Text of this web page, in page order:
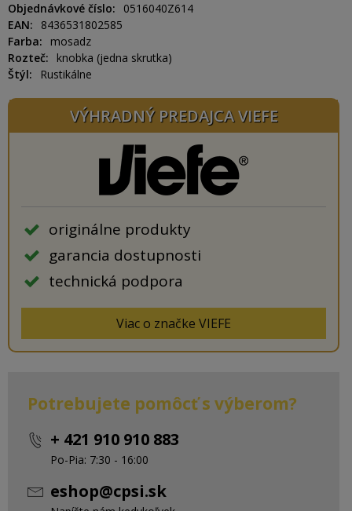
Objednávkové číslo
0516040Z614
EAN
8436531802585
Farba
mosadz
Rozteč
knobka (jedna skrutka)
Štýl
Rustikálne
VÝHRADNÝ PREDAJCA VIEFE
originálne produkty
garancia dostupnosti
technická podpora
Viac o značke VIEFE
Potrebujete pomôcť s výberom?
+ 421 910 910 883
Po-Pia: 7:30 - 16:00
eshop@cpsi.sk